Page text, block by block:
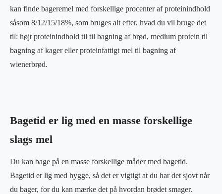
kan finde bageremel med forskellige procenter af proteinindhold
såsom 8/12/15/18%, som bruges alt efter, hvad du vil bruge det
til: højt proteinindhold til til bagning af brød, medium protein til
bagning af kager eller proteinfattigt mel til bagning af
wienerbrød.
Bagetid er lig med en masse forskellige
slags mel
Du kan bage på en masse forskellige måder med bagetid.
Bagetid er lig med hygge, så det er vigtigt at du har det sjovt når
du bager, for du kan mærke det på hvordan brødet smager.